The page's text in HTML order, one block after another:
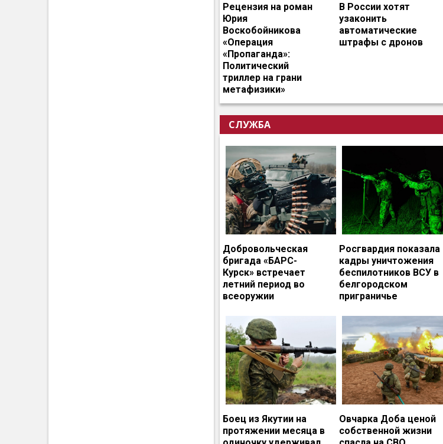
Рецензия на роман
Юрия
Воскобойникова
«Операция
«Пропаганда»:
Политический
триллер на грани
метафизики»
В России хотят
узаконить
автоматические
штрафы с дронов
СЛУЖБА
Добровольческая
бригада «БАРС-
Курск» встречает
летний период во
всеоружии
Росгвардия показала
кадры уничтожения
беспилотников ВСУ в
белгородском
приграничье
Боец из Якутии на
протяжении месяца в
Овчарка Доба ценой
собственной жизни